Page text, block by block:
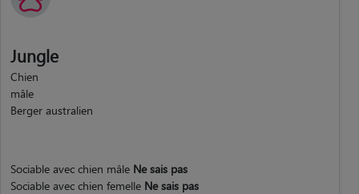
Jungle
Chien
mâle
Berger australien
Sociable avec chien mâle Ne sais pas
Sociable avec chien femelle Ne sais pas